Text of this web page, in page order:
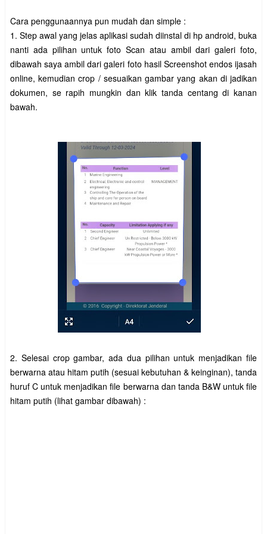
Cara penggunaannya pun mudah dan simple :
1. Step awal yang jelas aplikasi sudah diinstal di hp android, buka
nanti ada pilihan untuk foto Scan atau ambil dari galeri foto,
dibawah saya ambil dari galeri foto hasil Screenshot endos ijasah
online, kemudian crop / sesuaikan gambar yang akan di jadikan
dokumen, se rapih mungkin dan klik tanda centang di kanan
bawah.
2. Selesai crop gambar, ada dua pilihan untuk menjadikan file
berwarna atau hitam putih (sesuai kebutuhan & keinginan), tanda
huruf C untuk menjadikan file berwarna dan tanda B&W untuk file
hitam putih (lihat gambar dibawah) :